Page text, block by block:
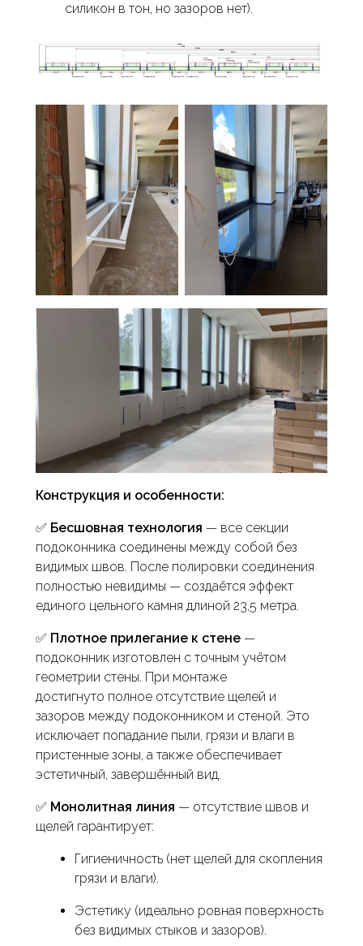
силикон в тон, но зазоров нет).
Конструкция и особенности:
✅ Бесшовная технология — все секции
подоконника соединены между собой без
видимых швов. После полировки соединения
полностью невидимы — создаётся эффект
единого цельного камня длиной 23,5 метра.
✅ Плотное прилегание к стене —
подоконник изготовлен с точным учётом
геометрии стены. При монтаже
достигнуто полное отсутствие щелей и
зазоров между подоконником и стеной. Это
исключает попадание пыли, грязи и влаги в
пристенные зоны, а также обеспечивает
эстетичный, завершённый вид.
✅ Монолитная линия — отсутствие швов и
щелей гарантирует:
Гигиеничность (нет щелей для скопления
грязи и влаги).
Эстетику (идеально ровная поверхность
без видимых стыков и зазоров).